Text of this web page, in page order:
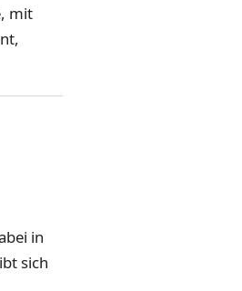
mit
in
sich